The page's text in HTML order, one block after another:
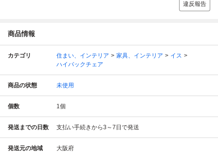
違反報告
商品情報
カテゴリ 住まい、インテリア 家具、インテリア
イス
ハイバックチェア
商品の状態 未使用
個数 1個
発送までの日数 支払い手続きから3～7日で発送
発送元の地域 大阪府